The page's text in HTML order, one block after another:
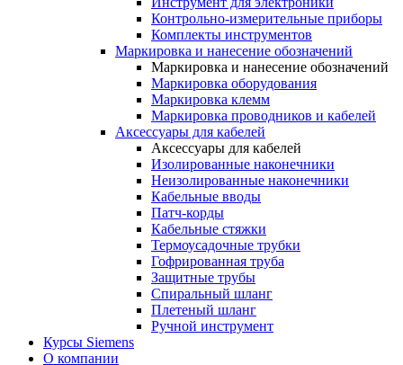
Контрольно-измерительные приборы
Комплекты инструментов
Маркировка и нанесение обозначений
Маркировка и нанесение обозначений
Маркировка оборудования
Маркировка клемм
Маркировка проводников и кабелей
Аксессуары для кабелей
Аксессуары для кабелей
Изолированные наконечники
Неизолированные наконечники
Кабельные вводы
Патч-корды
Кабельные стяжки
Термоусадочные трубки
Гофрированная труба
Защитные трубы
Спиральный шланг
Плетеный шланг
Ручной инструмент
Курсы Siemens
О компании